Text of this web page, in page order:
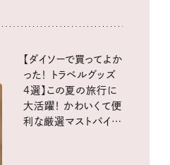
【ダイソーで買ってよか
った！ トラベルグッズ
4選】この夏の旅行に
大活躍！ かわいくて便
利な厳選マストバイア